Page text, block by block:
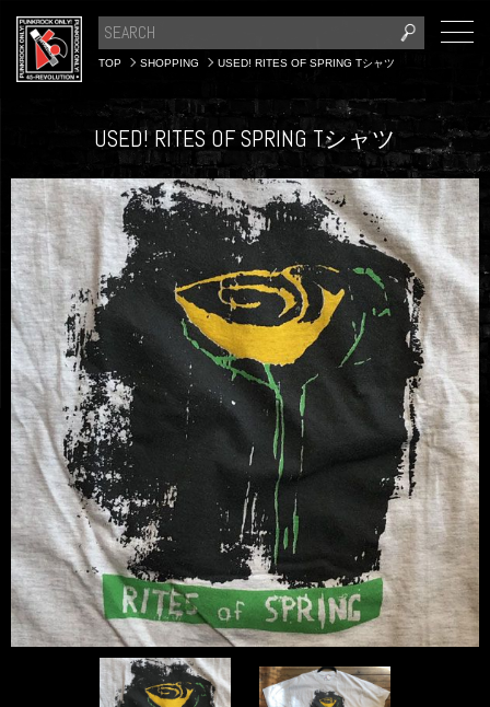
TOP SHOPPING USED! RITES OF SPRING Tシャツ
USED! RITES OF SPRING Tシャツ